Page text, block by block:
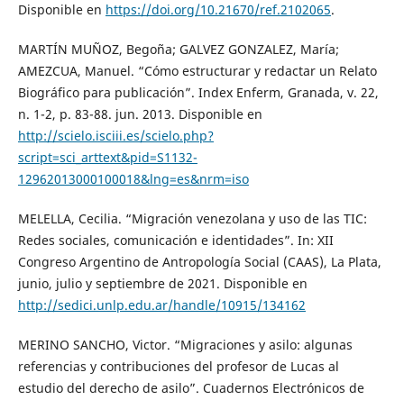
Disponible en https://doi.org/10.21670/ref.2102065.
MARTÍN MUÑOZ, Begoña; GALVEZ GONZALEZ, María;
AMEZCUA, Manuel. “Cómo estructurar y redactar un Relato
Biográfico para publicación”. Index Enferm, Granada, v. 22,
n. 1-2, p. 83-88. jun. 2013. Disponible en
http://scielo.isciii.es/scielo.php?
script=sci_arttext&pid=S1132-
12962013000100018&lng=es&nrm=iso
MELELLA, Cecilia. “Migración venezolana y uso de las TIC:
Redes sociales, comunicación e identidades”. In: XII
Congreso Argentino de Antropología Social (CAAS), La Plata,
junio, julio y septiembre de 2021. Disponible en
http://sedici.unlp.edu.ar/handle/10915/134162
MERINO SANCHO, Victor. “Migraciones y asilo: algunas
referencias y contribuciones del profesor de Lucas al
estudio del derecho de asilo”. Cuadernos Electrónicos de